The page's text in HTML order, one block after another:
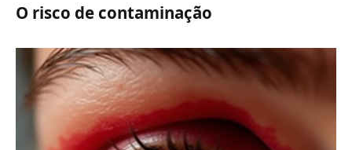
O risco de contaminação